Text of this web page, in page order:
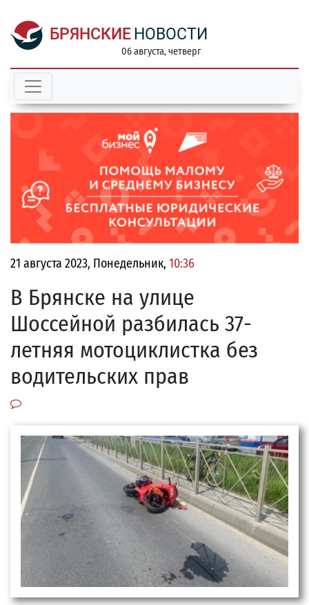
БРЯНСКИЕ НОВОСТИ
06 августа, четверг
21 августа 2023, Понедельник, 10:36
В Брянске на улице
Шоссейной разбилась 37-
летняя мотоциклистка без
водительских прав